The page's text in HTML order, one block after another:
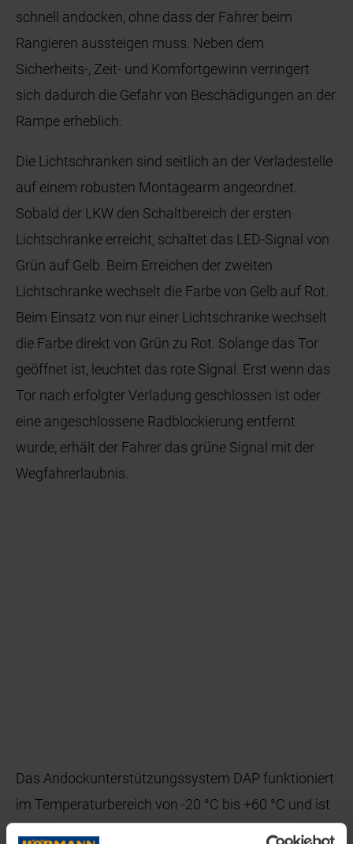
schnell andocken, ohne dass der Fahrer beim
Rangieren aussteigen muss. Neben dem
Sicherheits-, Zeit- und Komfortgewinn verringert
sich dadurch die Gefahr von Beschädigungen an der
Rampe erheblich.
Die Lichtschranken sind seitlich an der Verladestelle
auf einem robusten Montagearm angeordnet.
Sobald der LKW den Schaltbereich der ersten
Lichtschranke erreicht, schaltet das LED-Signal von
Grün auf Gelb. Beim Erreichen der zweiten
Lichtschranke wechselt die Farbe von Gelb auf Rot.
Beim Einsatz von nur einer Lichtschranke wechselt
die Farbe direkt von Grün zu Rot. Solange das Tor
geöffnet ist, leuchtet das rote Signal. Erst wenn das
Tor nach erfolgter Verladung geschlossen ist oder
eine angeschlossene Radblockierung entfernt
wurde, erhält der Fahrer das grüne Signal mit der
Wegfahrerlaubnis.
Das Andockunterstützungssystem DAP funktioniert
im Temperaturbereich von -20 °C bis +60 °C und ist